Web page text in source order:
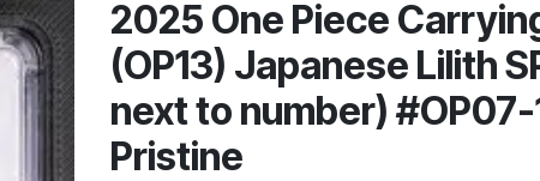
2025 One Piece
(OP13) Japanese Lilith
next to number) #OP07-
Pristine